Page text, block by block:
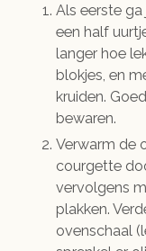
Als eerste
een half
langer hoe
blokjes, en
kruiden.
bewaren.
Verwarm de
courgette
vervolgens
plakken.
ovenschaal